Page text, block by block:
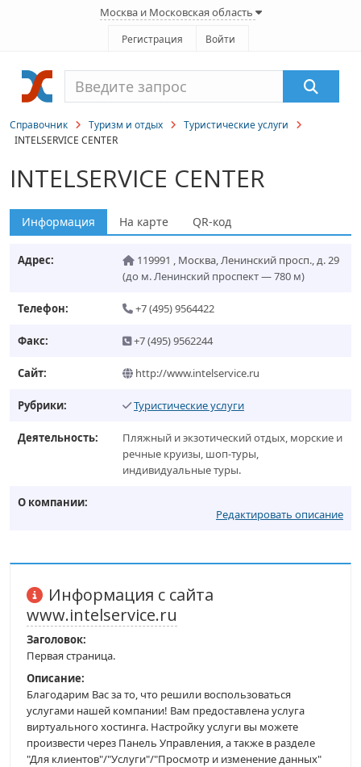
Москва и Московская область
Регистрация Войти
Справочник Туризм и отдых
Туристические услуги
INTELSERVICE CENTER
INTELSERVICE CENTER
Информация На карте QR-код
Адрес: 119991 , Москва,Ленинский просп., д. 29
(до м. Ленинский проспект — 780 м)
Телефон: +7 (495) 9564422
Факс: +7 (495) 9562244
Сайт: http://www.intelservice.ru
Рубрики: Туристические услуги
Деятельность:
Пляжный и экзотический отдых, морские и
речные круизы, шоп-туры,
индивидуальные туры.
О компании:
Редактировать описание
Информация с сайта
www.intelservice.ru
Заголовок:
Первая страница.
Описание:
Благодарим Вас за то, что решили воспользоваться
услугами нашей компании! Вам предоставлена услуга
виртуального хостинга. Настройку услуги вы можете
произвести через Панель Управления, а также в разделе
"Для клиентов"/"Услуги"/"Просмотр и изменение данных"